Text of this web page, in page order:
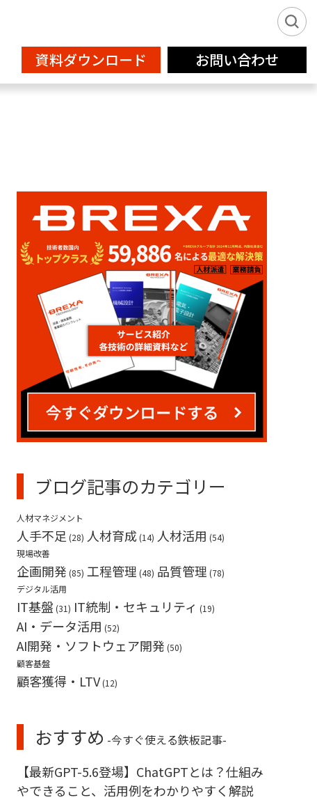
クリエイティブサービス
業務請負（産業用ロボット）
設計補助
資料ダウンロード お問い合わせ
ブログ記事のカテゴリー
人材マネジメント
人手不足 (28) 人材育成 (14) 人材活用 (54)
現場改善
企画開発 (85) 工程管理 (48) 品質管理 (78)
デジタル活用
IT基盤 (31) IT統制・セキュリティ (19)
AI・データ活用 (52)
AI開発・ソフトウェア開発 (50)
顧客基盤
顧客獲得・LTV (12)
おすすめ -今すぐ使える鉄板記事-
【最新GPT-5.6登場】ChatGPTとは？仕組み
やできること、活用例をわかりやすく解説